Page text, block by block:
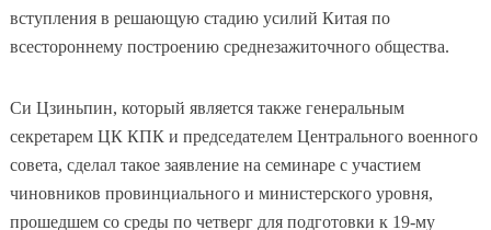
вступления в решающую стадию усилий Китая по
всестороннему построению среднезажиточного общества.
Си Цзиньпин, который является также генеральным
секретарем ЦК КПК и председателем Центрального военного
совета, сделал такое заявление на семинаре с участием
чиновников провинциального и министерского уровня,
прошедшем со среды по четверг для подготовки к 19-му